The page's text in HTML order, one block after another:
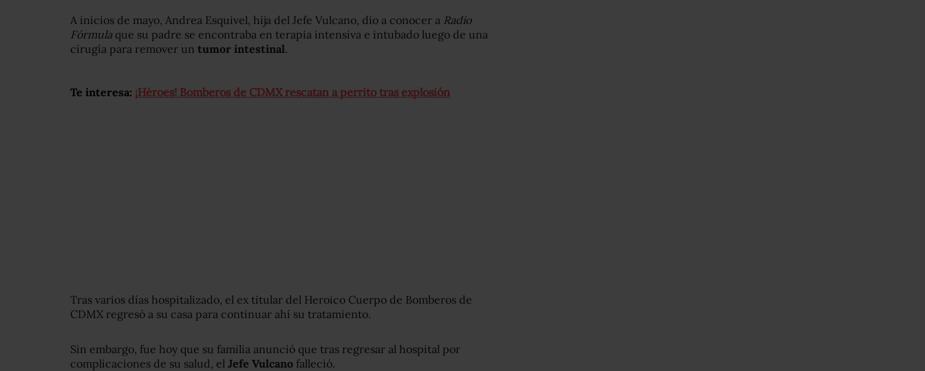
A inicios de mayo, Andrea Esquivel, hija del Jefe Vulcano, dio a conocer a Radio
Fórmula que su padre se encontraba en terapia intensiva e intubado luego de una
cirugía para remover un tumor intestinal.
Te interesa: ¡Héroes! Bomberos de CDMX rescatan a perrito tras explosión
Tras varios días hospitalizado, el ex titular del Heroico Cuerpo de Bomberos de
CDMX regresó a su casa para continuar ahí su tratamiento.
Sin embargo, fue hoy que su familia anunció que tras regresar al hospital por
complicaciones de su salud, el Jefe Vulcano falleció.